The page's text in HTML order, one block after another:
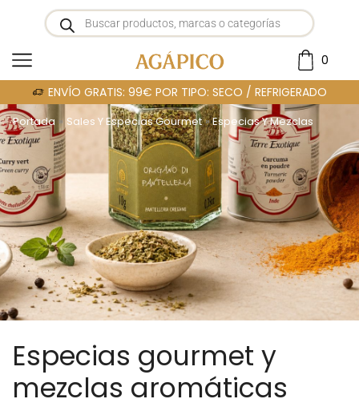
0
ENVÍO GRATIS: 99€ POR TIPO: SECO / REFRIGERADO
Portada » Sales Y Especias Gourmet»Especias Y Mezclas
Especias gourmet y
mezclas aromáticas